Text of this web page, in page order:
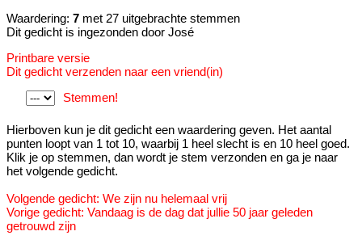
Waardering: 7 met 27 uitgebrachte stemmen
Dit gedicht is ingezonden door José
Printbare versie
Dit gedicht verzenden naar een vriend(in)
Stemmen!
Hierboven kun je dit gedicht een waardering geven. Het aantal
punten loopt van 1 tot 10, waarbij 1 heel slecht is en 10 heel goed.
Klik je op stemmen, dan wordt je stem verzonden en ga je naar
het volgende gedicht.
Volgende gedicht: We zijn nu helemaal vrij
Vorige gedicht: Vandaag is de dag dat jullie 50 jaar geleden
getrouwd zijn